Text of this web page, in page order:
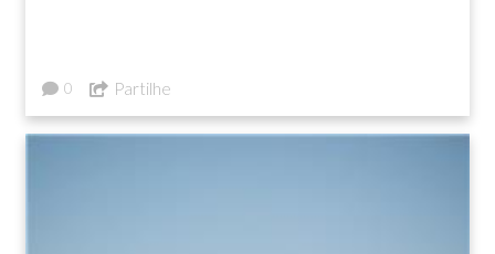
0 Partilhe